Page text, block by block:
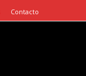
Contacto